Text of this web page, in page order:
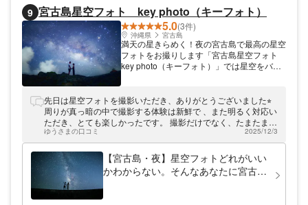
の沖縄でも、親子で安心して自然にふれられ
る【恩納村】のやさしい海体験。 お子さま
の“できた！”を増やしながら、家族みんなで
心に残る時間を過ごしてみませんか？ 海を
楽しみ、守り、そして学ぶ――それがマリン
ショップ響の冬限定・エコ＆クラフト体験ツ
アーです。
9 宮古島星空フォト key photo（キーフォト）
5.0(3件)
沖縄県 宮古島
満天の星きらめく！夜の宮古島で最高の星空
フォトをお撮りします「宮古島星空フォト
key photo（キーフォト）」では星空をバッ
な場所をセレクト。技術力に定評あるフォト
グラファーが星空フォトならではの独創性を
交えて、皆様の人生の貴重な瞬間を写真に収
めます。宮古島旅行の際は、ぜひご体験くだ
さい。
先日は星空フォトを撮影いただき、ありがとうございました⭐︎
周りが真っ暗の中で撮影する体験は新鮮で 、また明るく対応い
ただき、とても楽しかったです。 撮影だけでなく、たまたまヤ
シガニにも 遭遇できて、色々と説明くださったのも嬉しかった
です。 撮影もいろんな構図を考えてくださり、 思っていた以
上の最高の写真を撮影くださいました。玄関に飾っています。
ハネムーンの思い出が詰まった大切な宝物です。 夜分遅くでの
撮影、本当にありがとうございました。また機会があれば、そ
して、検討を考える友人などにもおすすめしたいと思っていま
す。
ゆうさまの口コミ 2025/12/3
【宮古島・夜】星空フォトどれがいい
かわからない。そんなあなたに宮古島